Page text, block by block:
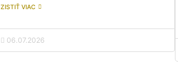
ZISTIŤ VIAC
06.07.2026